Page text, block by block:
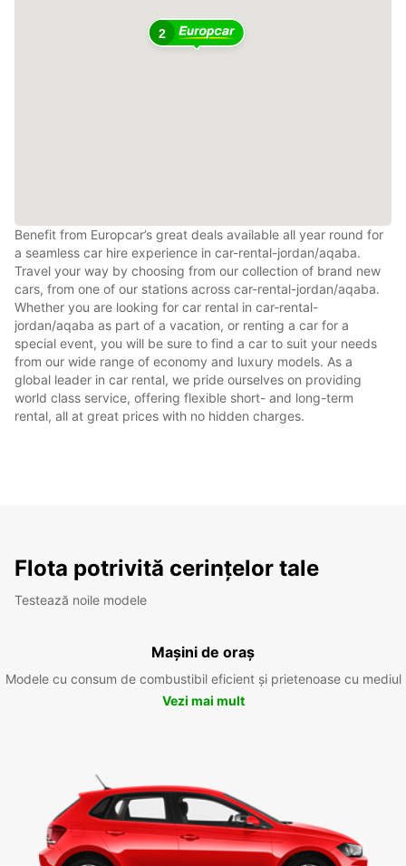
2
Benefit from Europcar’s great deals available all year round for
a seamless car hire experience in car-rental-jordan/aqaba.
Travel your way by choosing from our collection of brand new
cars, from one of our stations across car-rental-jordan/aqaba.
Whether you are looking for car rental in car-rental-
jordan/aqaba as part of a vacation, or renting a car for a
special event, you will be sure to find a car to suit your needs
from our wide range of economy and luxury models. As a
global leader in car rental, we pride ourselves on providing
world class service, offering flexible short- and long-term
rental, all at great prices with no hidden charges.
Flota potrivită cerințelor tale
Testează noile modele
Mașini de oraș
Modele cu consum de combustibil eficient și prietenoase cu mediul
Vezi mai mult